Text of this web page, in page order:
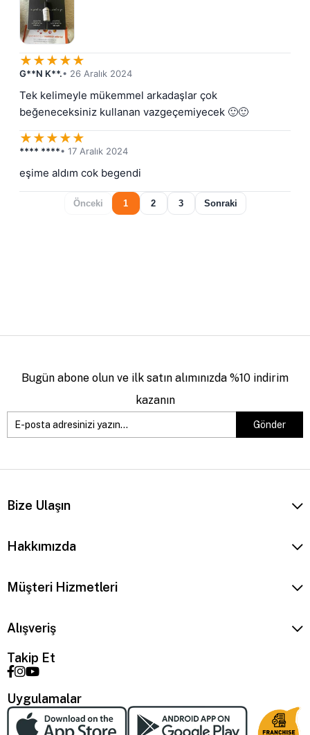
★★★★★
G**N K**.• 26 Aralık 2024
Tek kelimeyle mükemmel arkadaşlar çok
beğeneceksiniz kullanan vazgeçemiyecek 🙂🙂
★★★★★
**** ****• 17 Aralık 2024
eşime aldım cok begendi
Önceki 1 2 3 Sonraki
Bugün abone olun ve ilk satın alımınızda %10 indirim
kazanın
Gönder
Bize Ulaşın
Hakkımızda
Müşteri Hizmetleri
Alışveriş
Takip Et
Uygulamalar